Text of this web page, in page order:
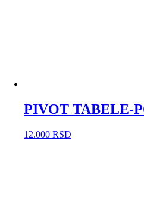
PIVOT TABELE-
12.000 RSD